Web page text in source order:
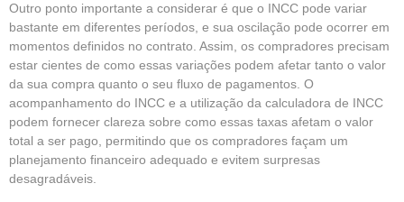
Outro ponto importante a considerar é que o INCC pode variar
bastante em diferentes períodos, e sua oscilação pode ocorrer em
momentos definidos no contrato. Assim, os compradores precisam
estar cientes de como essas variações podem afetar tanto o valor
da sua compra quanto o seu fluxo de pagamentos. O
acompanhamento do INCC e a utilização da calculadora de INCC
podem fornecer clareza sobre como essas taxas afetam o valor
total a ser pago, permitindo que os compradores façam um
planejamento financeiro adequado e evitem surpresas
desagradáveis.